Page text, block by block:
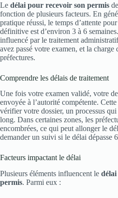
Le délai pour recevoir son permis
fonction de plusieurs facteurs. En
pratique réussi, le temps d’attente
définitive est d’environ 3 à 6
influencé par le traitement
avez passé votre examen, et la charge
préfectures.
Comprendre les délais de traitement
Une fois votre examen validé, votre
envoyée à l’autorité compétente.
vérifier votre dossier, un processus
long. Dans certaines zones, les
encombrées, ce qui peut allonger le
demander un suivi si le délai dépasse
Facteurs impactant le délai
Plusieurs éléments influencent le
permis. Parmi eux :